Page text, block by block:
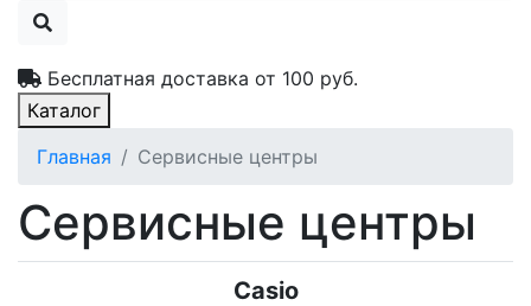
Бесплатная доставка от 100 руб.
Каталог
Главная
Сервисные центры
Сервисные центры
Casio